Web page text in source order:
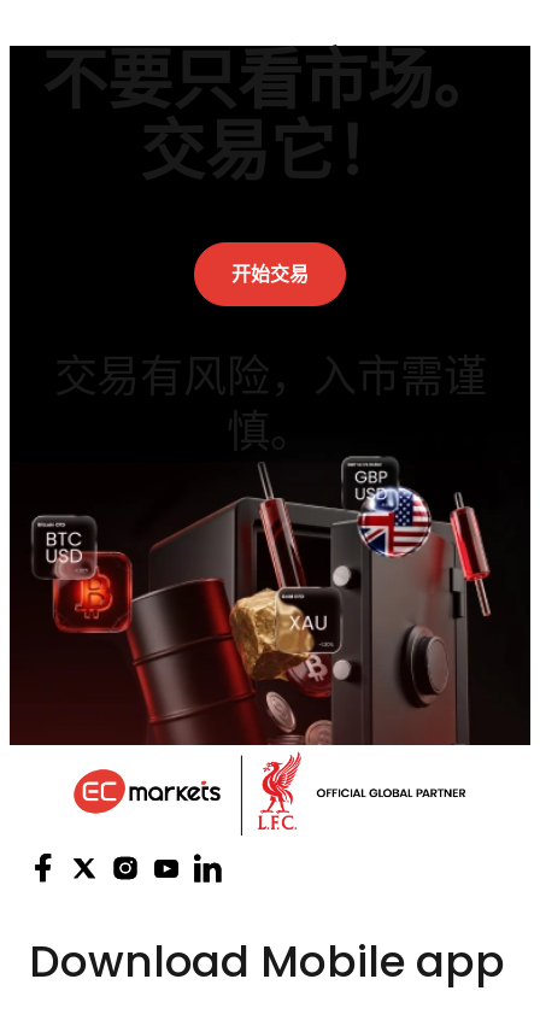
不要只看市场。
交易它！
开始交易
交易有风险，入市需谨
慎。
Download Mobile app